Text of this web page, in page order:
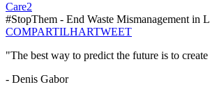
Care2
#StopThem - End Waste Mismanagement in
COMPARTILHARTWEET
"The best way to predict the future is to
- Denis Gabor